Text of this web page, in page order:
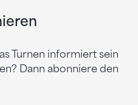
Turnen informiert sein
Dann abonniere den